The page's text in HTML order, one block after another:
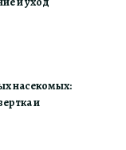
насекомых:
и